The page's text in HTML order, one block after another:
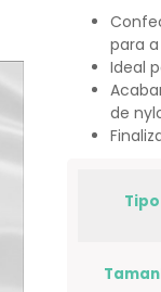
para
Ideal
de
Tipo